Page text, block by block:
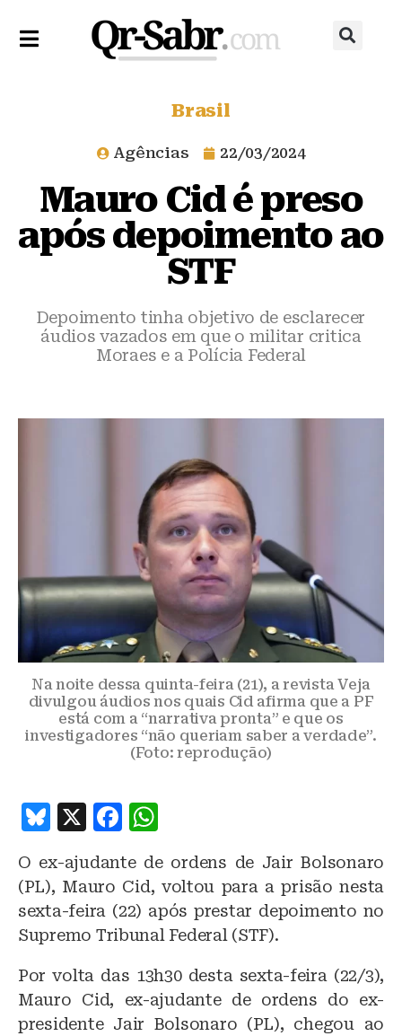
Brasil
Agências 22/03/2024
Mauro Cid é preso
após depoimento ao
STF
Depoimento tinha objetivo de esclarecer
áudios vazados em que o militar critica
Moraes e a Polícia Federal
Na noite dessa quinta-feira (21), a revista Veja
divulgou áudios nos quais Cid afirma que a PF
está com a “narrativa pronta” e que os
investigadores “não queriam saber a verdade”.
(Foto: reprodução)
B
e
s
k
X
F
c
e
b
o
k
at
s
A
p
O ex-ajudante de ordens de Jair Bolsonaro
(PL), Mauro Cid, voltou para a prisão nesta
sexta-feira (22) após prestar depoimento no
Supremo Tribunal Federal (STF).
Por volta das 13h30 desta sexta-feira (22/3),
Mauro Cid, ex-ajudante de ordens do ex-
presidente Jair Bolsonaro (PL), chegou ao